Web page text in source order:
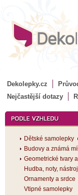
Dekolepky.cz
Nejčastější dotazy
Dětské samolepky
Budovy a známá
Geometrické tvary
Hudba, noty,
Ornamenty a srdce
Vtipné samolepky